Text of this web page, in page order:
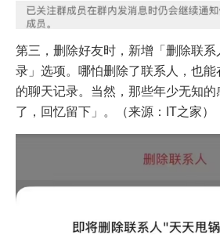
第三，删除好友时，新增「删除联
录」选项。哪怕删除了联系人，也
的聊天记录。当然，那些年少无知
了，回忆留下」。（来源：IT之家）